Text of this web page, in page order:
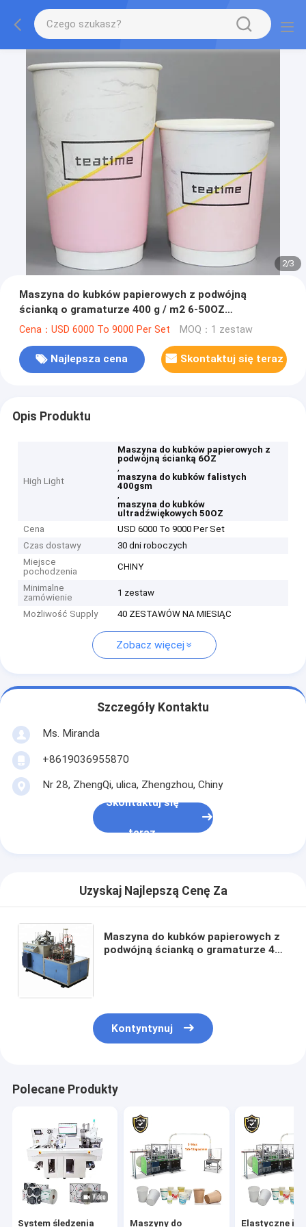
2/3
Maszyna do kubków papierowych z podwójną
ścianką o gramaturze 400 g / m2 6-50OZ
Ultradźwiękowa maszyna do kubków papierowych
Cena：USD 6000 To 9000 Per Set MOQ：1 zestaw
Najlepsza cena Skontaktuj się teraz
Opis Produktu
High Light
Maszyna do kubków papierowych z
podwójną ścianką 6OZ
,
maszyna do kubków falistych
400gsm
,
maszyna do kubków
ultradźwiękowych 50OZ
Cena
USD 6000 To 9000 Per Set
Czas dostawy
30 dni roboczych
Miejsce
pochodzenia
CHINY
Minimalne
zamówienie
1 zestaw
Możliwość Supply 40 ZESTAWÓW NA MIESIĄC
Zobacz więcej
Szczegóły Kontaktu
Ms. Miranda
+8619036955870
Nr 28, ZhengQi, ulica, Zhengzhou, Chiny
Skontaktuj się
teraz
Uzyskaj Najlepszą Cenę Za
Maszyna do kubków papierowych z
podwójną ścianką o gramaturze 400
Kontyntynuj
Polecane Produkty
System śledzenia Maszyny do Elastyczne i